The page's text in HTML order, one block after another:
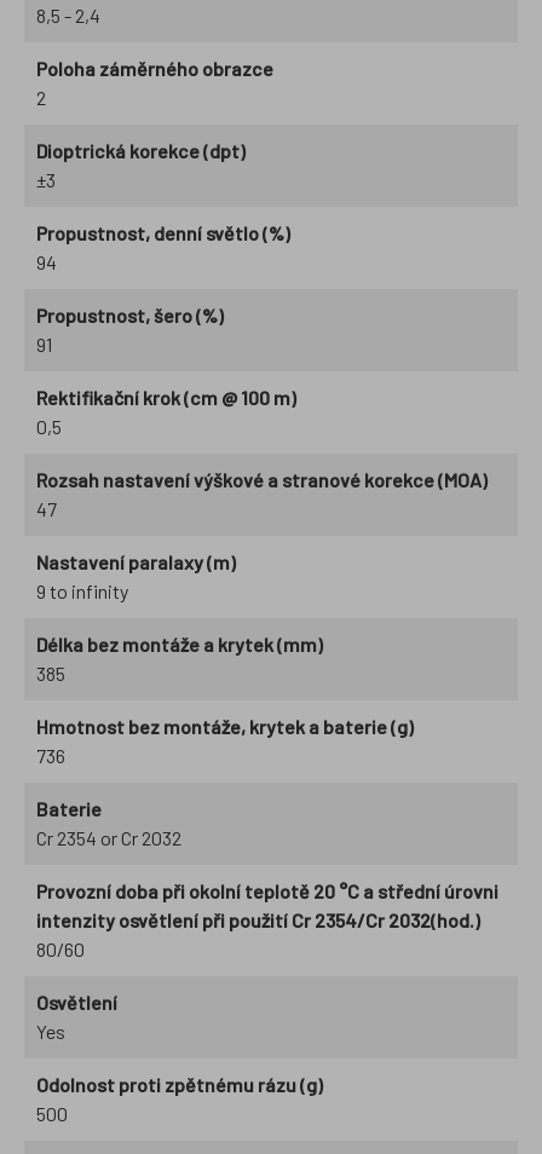
8,5 - 2,4
Poloha záměrného obrazce
2
Dioptrická korekce (dpt)
±3
Propustnost, denní světlo (%)
94
Propustnost, šero (%)
91
Rektifikační krok (cm @ 100 m)
0,5
Rozsah nastavení výškové a stranové korekce (MOA)
47
Nastavení paralaxy (m)
9 to infinity
Délka bez montáže a krytek (mm)
385
Hmotnost bez montáže, krytek a baterie (g)
736
Baterie
Cr 2354 or Cr 2032
Provozní doba při okolní teplotě 20 °C a střední úrovni
intenzity osvětlení při použití Cr 2354/Cr 2032(hod.)
80/60
Osvětlení
Yes
Odolnost proti zpětnému rázu (g)
500